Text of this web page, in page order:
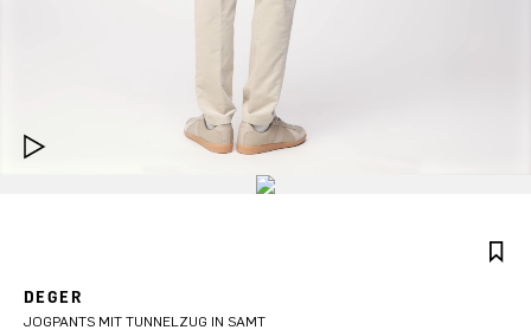
DEGER
JOGPANTS MIT TUNNELZUG IN SAMT